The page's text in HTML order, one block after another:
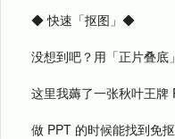
◆ 快速「抠图」◆
没想到吧？用「正片叠底
这里我薅了一张秋叶王牌
做 PPT 的时候能找到免